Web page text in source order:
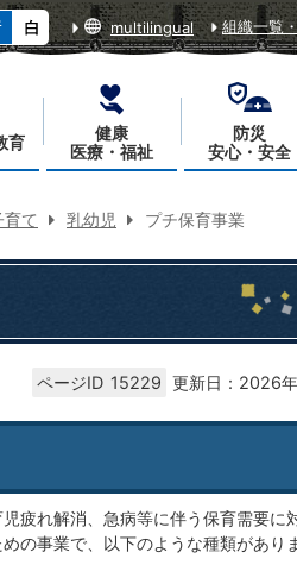
multilingual 組織一覧
育
健康
医療・福祉
防災
安心・安全
て 乳幼児 プチ保育事業
ページID 15229 更新日：2026
疲れ解消、急病等に伴う保育需要に
の事業で、以下のような種類がありま